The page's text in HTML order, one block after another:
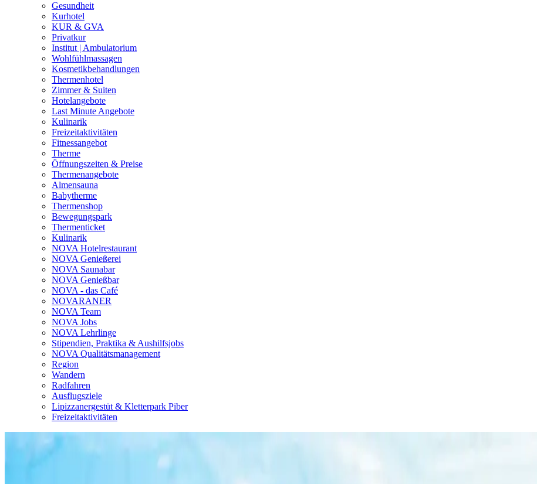
Gesundheit
Kurhotel
KUR & GVA
Privatkur
Institut | Ambulatorium
Wohlfühlmassagen
Kosmetikbehandlungen
Thermenhotel
Zimmer & Suiten
Hotelangebote
Last Minute Angebote
Kulinarik
Freizeitaktivitäten
Fitnessangebot
Therme
Öffnungszeiten & Preise
Thermenangebote
Almensauna
Babytherme
Thermenshop
Bewegungspark
Thermenticket
Kulinarik
NOVA Hotelrestaurant
NOVA Genießerei
NOVA Saunabar
NOVA Genießbar
NOVA - das Café
NOVARANER
NOVA Team
NOVA Jobs
NOVA Lehrlinge
Stipendien, Praktika & Aushilfsjobs
NOVA Qualitätsmanagement
Region
Wandern
Radfahren
Ausflugsziele
Lipizzanergestüt & Kletterpark Piber
Freizeitaktivitäten